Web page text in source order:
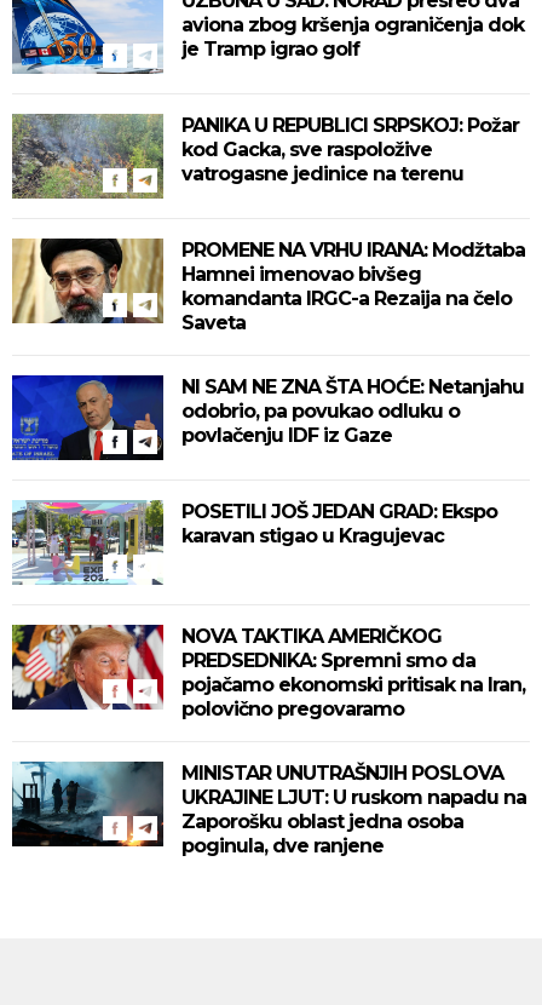
aviona zbog kršenja ograničenja dok
je Tramp igrao golf
PANIKA U REPUBLICI SRPSKOJ: Požar
kod Gacka, sve raspoložive
vatrogasne jedinice na terenu
PROMENE NA VRHU IRANA: Modžtaba
Hamnei imenovao bivšeg
komandanta IRGC-a Rezaija na čelo
Saveta
NI SAM NE ZNA ŠTA HOĆE: Netanjahu
odobrio, pa povukao odluku o
povlačenju IDF iz Gaze
POSETILI JOŠ JEDAN GRAD: Ekspo
karavan stigao u Kragujevac
NOVA TAKTIKA AMERIČKOG
PREDSEDNIKA: Spremni smo da
pojačamo ekonomski pritisak na Iran,
polovično pregovaramo
MINISTAR UNUTRAŠNJIH POSLOVA
UKRAJINE LJUT: U ruskom napadu na
Zaporošku oblast jedna osoba
poginula, dve ranjene